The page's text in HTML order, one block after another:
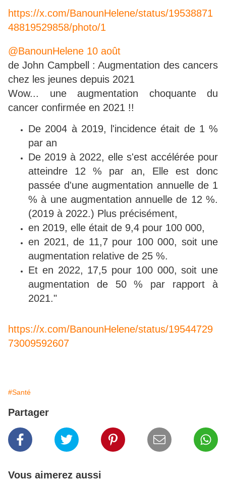
https://x.com/BanounHelene/status/19538871
48819529858/photo/1
@BanounHelene 10 août
de John Campbell : Augmentation des cancers
chez les jeunes depuis 2021
Wow... une augmentation choquante du
cancer confirmée en 2021 !!
De 2004 à 2019, l'incidence était de 1 %
par an
De 2019 à 2022, elle s'est accélérée pour
atteindre 12 % par an, Elle est donc
passée d'une augmentation annuelle de 1
% à une augmentation annuelle de 12 %.
(2019 à 2022.) Plus précisément,
en 2019, elle était de 9,4 pour 100 000,
en 2021, de 11,7 pour 100 000, soit une
augmentation relative de 25 %.
Et en 2022, 17,5 pour 100 000, soit une
augmentation de 50 % par rapport à
2021."
https://x.com/BanounHelene/status/19544729
73009592607
#Santé
Partager
Vous aimerez aussi